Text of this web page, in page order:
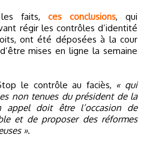
faits, ces conclusions, qui
régir les contrôles d’identité
ont été déposées à la cour
mises en ligne la semaine
le contrôle au faciès, « qui
non tenues du président de la
appel doit être l’occasion de
et de proposer des réformes
».